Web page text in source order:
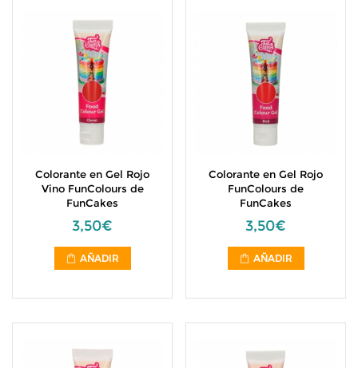
Colorante en Gel Rojo
Vino FunColours de
FunCakes
3,50€
AÑADIR
Colorante en Gel Rojo
FunColours de
FunCakes
3,50€
AÑADIR